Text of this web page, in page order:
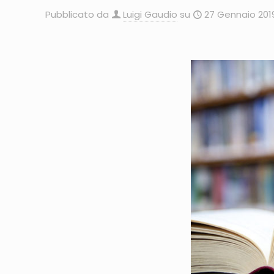
Pubblicato da Luigi Gaudio su 27 Gennaio